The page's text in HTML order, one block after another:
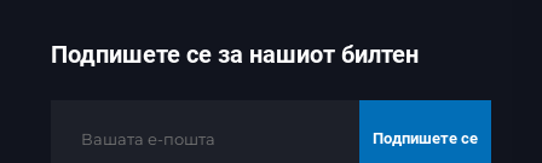
Подпишете се за нашиот билтен
Подпишете се